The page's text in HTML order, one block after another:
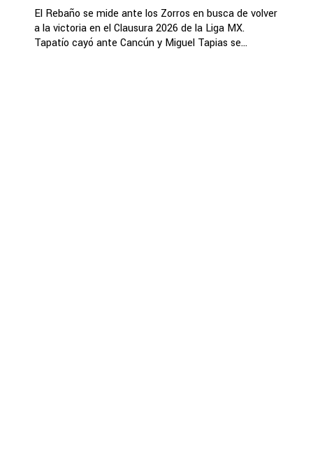
El Rebaño se mide ante los Zorros en busca de volver
a la victoria en el Clausura 2026 de la Liga MX.
Tapatío cayó ante Cancún y Miguel Tapias se...